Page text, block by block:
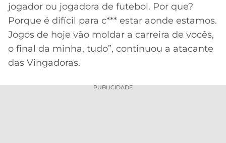
jogador ou jogadora de futebol. Por que?
Porque é difícil para c*** estar aonde estamos.
Jogos de hoje vão moldar a carreira de vocês,
o final da minha, tudo”, continuou a atacante
das Vingadoras.
PUBLICIDADE